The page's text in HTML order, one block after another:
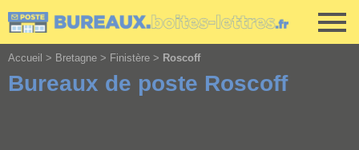
Accueil > Bretagne > Finistère > Roscoff
Bureaux de poste Roscoff